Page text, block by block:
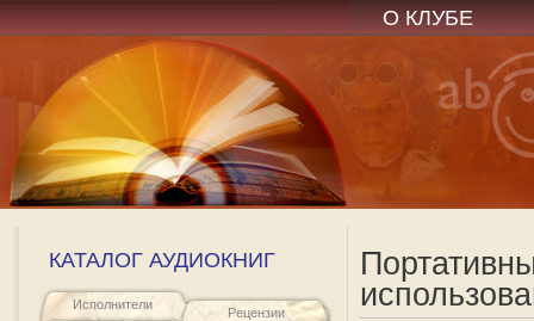
О КЛУБЕ
КАТАЛОГ АУДИОКНИГ
Исполнители
Рецензии